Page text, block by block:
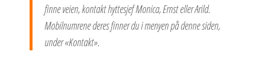
finne veien, kontakt hyttesjef Monica, Ernst eller Arild.
Mobilnumrene deres finner du i menyen på denne siden,
under «Kontakt».